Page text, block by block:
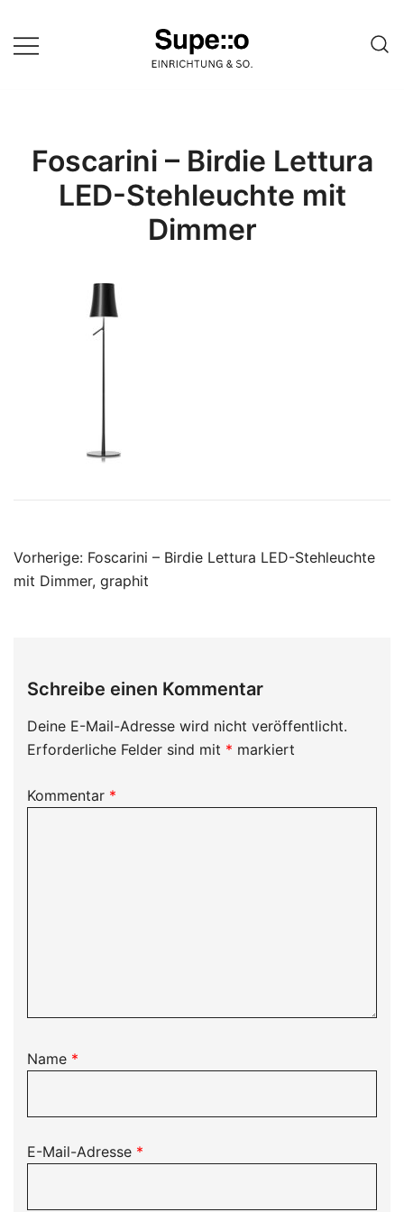
zum
Inhalt
einer Website
Foscarini – Birdie Lettura
LED-Stehleuchte mit
Dimmer
Beitragsnavigation
Vorherige: Foscarini – Birdie Lettura LED-Stehleuchte
mit Dimmer, graphit
Schreibe einen Kommentar
Deine E-Mail-Adresse wird nicht veröffentlicht.
Erforderliche Felder sind mit * markiert
Kommentar *
Name *
E-Mail-Adresse *